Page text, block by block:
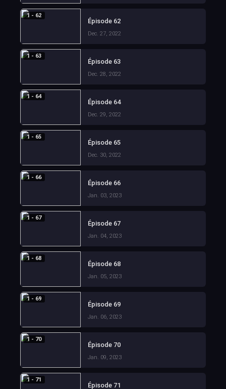
1 - 62
Épisode 62
Dec. 27, 2022
1 - 63
Épisode 63
Dec. 28, 2022
1 - 64
Épisode 64
Dec. 29, 2022
1 - 65
Épisode 65
Dec. 30, 2022
1 - 66
Épisode 66
Jan. 03, 2023
1 - 67
Épisode 67
Jan. 04, 2023
1 - 68
Épisode 68
Jan. 05, 2023
1 - 69
Épisode 69
Jan. 06, 2023
1 - 70
Épisode 70
Jan. 09, 2023
1 - 71
Épisode 71